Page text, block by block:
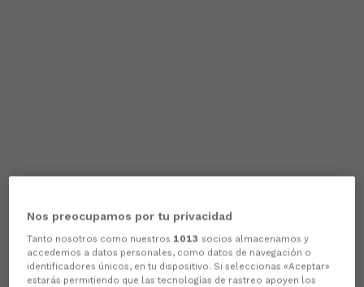
Nos preocupamos por tu privacidad
Tanto nosotros como nuestros 1013 socios almacenamos y
accedemos a datos personales, como datos de navegación o
identificadores únicos, en tu dispositivo. Si seleccionas «Aceptar»
estarás permitiendo que las tecnologías de rastreo apoyen los